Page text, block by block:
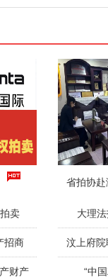
卖
招商
财产
省拍协
大理
汶上府
“中